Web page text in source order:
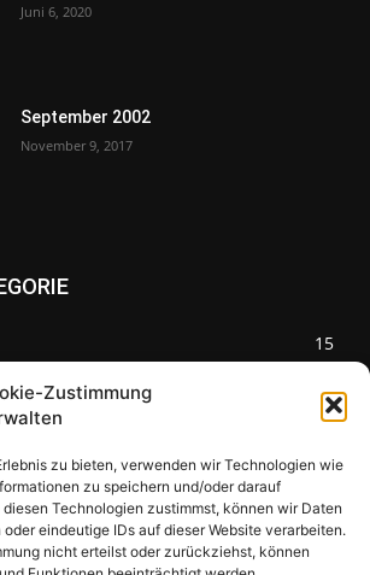
Zustimmung
zu bieten, verwenden wir Technologien wie
zu speichern und/oder darauf
Technologien zustimmst, können wir Daten
eindeutige IDs auf dieser Website verarbeiten.
nicht erteilst oder zurückziehst, können
Juni 6, 2020
September 2002
November 9, 2017
15
Pilzseite
Seltene Pilze aus Mainfranken und